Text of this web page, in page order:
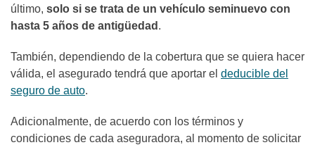
último, solo si se trata de un vehículo seminuevo con
hasta 5 años de antigüedad .
También, dependiendo de la cobertura que se quiera hacer
válida, el asegurado tendrá que aportar el deducible del
seguro de auto.
Adicionalmente, de acuerdo con los términos y
condiciones de cada aseguradora, al momento de solicitar